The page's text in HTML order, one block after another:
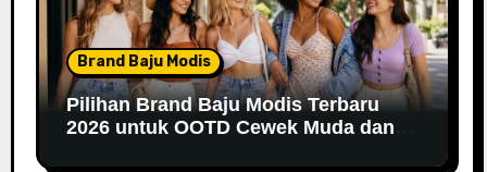
Brand Baju Modis
Pilihan Brand Baju Modis Terbaru
2026 untuk OOTD Cewek Muda dan